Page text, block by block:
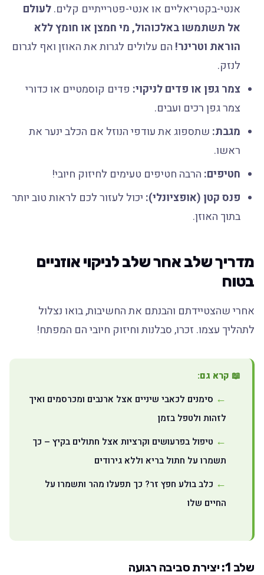
אנטי-בקטריאליים או אנטי-פטרייתיים קלים.לעולם
אל תשתמשו באלכוהול, מי חמצן או חומץ ללא
הוראת וטרינר!הם עלולים לגרות את האוזן ואף לגרום
לנזק.
צמר גפן או פדים לניקוי:פדים קוסמטיים או כדורי
צמר גפן רכים ועבים.
מגבת:שתספוג את עודפי הנוזל אם הכלב ינער את
ראשו.
חטיפים:הרבה חטיפים טעימים לחיזוק חיובי!
פנס קטן (אופציונלי):יכול לעזור לכם לראות טוב יותר
בתוך האוזן.
מדריך שלב אחר שלב לניקוי אוזניים
בטוח
אחרי שהצטיידתם והבנתם את החשיבות, בואו נצלול
לתהליך עצמו. זכרו, סבלנות וחיזוק חיובי הם המפתח!
📖 קרא גם:
סימנים לכאבי שיניים אצל ארנבים ומכרסמים ואיך
לזהות ולטפל בזמן
טיפול בפרעושים וקרציות אצל חתולים בקיץ – כך
תשמרו על חתול בריא וללא גירודים
כלב בולע חפץ זר? כך תפעלו מהר ותשמרו על
החיים שלו
שלב 1: יצירת סביבה רגועה